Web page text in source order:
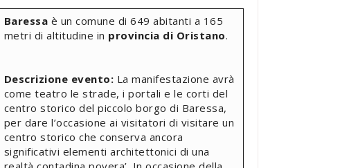
Baressa è un comune di 649 abitanti a 165
metri di altitudine in provincia di Oristano.
Descrizione evento: La manifestazione avrà
come teatro le strade, i portali e le corti del
centro storico del piccolo borgo di Baressa,
per dare l’occasione ai visitatori di visitare un
centro storico che conserva ancora
significativi elementi architettonici di una